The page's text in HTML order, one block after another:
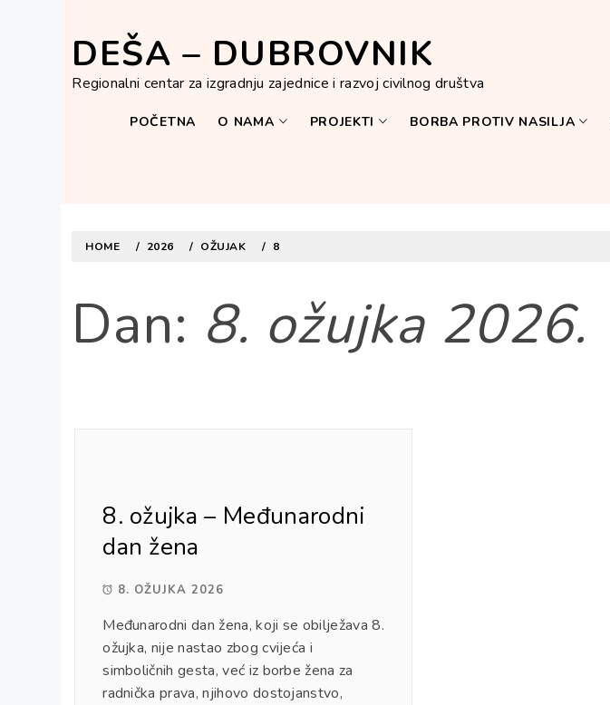
content
DEŠA – DUBROVNIK
Regionalni centar za izgradnju zajednice i razvoj civilnog društva
POČETNA O NAMA PROJEKTI BORBA PROTIV NASILJA
HOME 2026 OŽUJAK 8
Dan: 8. ožujka 2026.
8. ožujka – Međunarodni
dan žena
8. OŽUJKA 2026
Međunarodni dan žena, koji se obilježava 8.
ožujka, nije nastao zbog cvijeća i
simboličnih gesta, već iz borbe žena za
radnička prava, njihovo dostojanstvo,